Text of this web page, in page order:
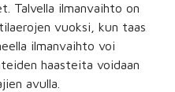
Talvella ilmanvaihto on
vuoksi, kun taas
ilmanvaihto voi
haasteita voidaan
avulla.